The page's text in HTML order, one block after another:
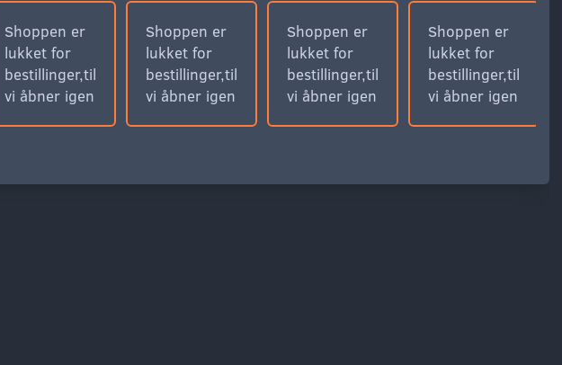
Shoppen er
lukket for
bestillinger,til
vi åbner igen
Shoppen er
lukket for
bestillinger,til
vi åbner igen
Shoppen er
lukket for
bestillinger,til
vi åbner igen
Shoppen er
lukket for
bestillinger,til
vi åbner igen